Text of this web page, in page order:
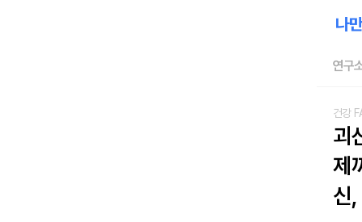
연구
건강
괴
제
신